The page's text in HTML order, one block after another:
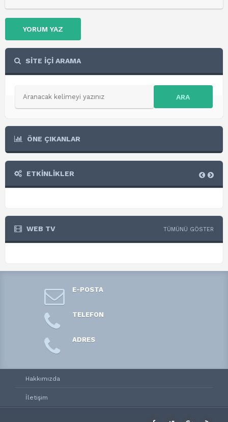
YORUM YAZ
SİTE İÇİ ARAMA
ARA
ÖNE ÇIKANLAR
ETKİNLİKLER
WEB TV TÜMÜNÜ GÖSTER
E-POSTA
TELEFON
ADRES
Hakkımızda
İletişim